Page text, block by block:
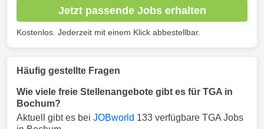
Jetzt passende Jobs erhalten
Kostenlos. Jederzeit mit einem Klick abbestellbar.
Häufig gestellte Fragen
Wie viele freie Stellenangebote gibt es für TGA in
Bochum?
Aktuell gibt es bei JOBworld 133 verfügbare TGA Jobs